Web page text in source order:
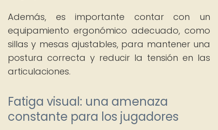
Además, es importante contar con un
equipamiento ergonómico adecuado, como
sillas y mesas ajustables, para mantener una
postura correcta y reducir la tensión en las
articulaciones.
Fatiga visual: una amenaza
constante para los jugadores